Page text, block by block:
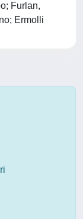
Furlan,
Ermolli